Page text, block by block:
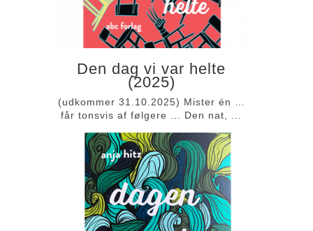
Den dag vi var helte
(2025)
(udkommer 31.10.2025) Mister én …
får tonsvis af følgere ... Den nat, ...